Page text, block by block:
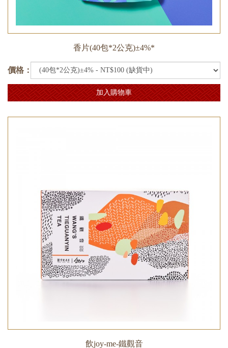
香片(40包*2公克)±4%*
價格：
加入購物車
飲joy-me-鐵觀音